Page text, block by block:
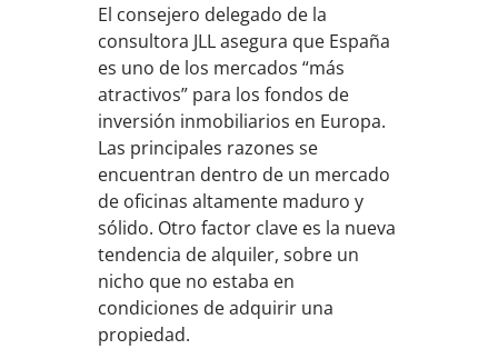
El consejero delegado de la
consultora JLL asegura que España
es uno de los mercados “más
atractivos” para los fondos de
inversión inmobiliarios en Europa.
Las principales razones se
encuentran dentro de un mercado
de oficinas altamente maduro y
sólido. Otro factor clave es la nueva
tendencia de alquiler, sobre un
nicho que no estaba en
condiciones de adquirir una
propiedad.